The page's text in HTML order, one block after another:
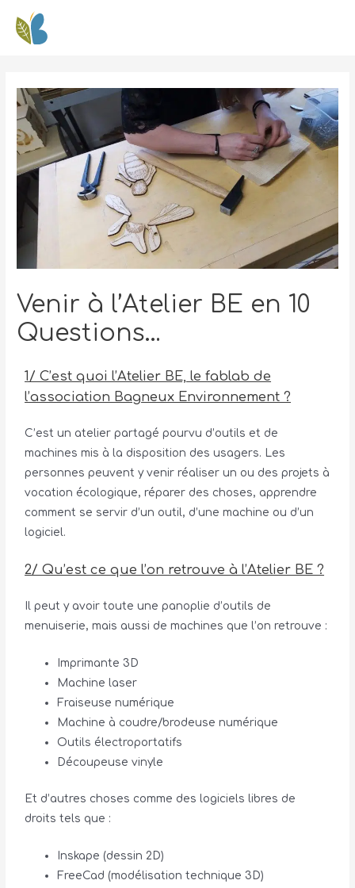
Venir à l’Atelier BE en 10
Questions…
1/ C’est quoi l’Atelier BE, le fablab de
l’association Bagneux Environnement ?
C’est un atelier partagé pourvu d’outils et de
machines mis à la disposition des usagers. Les
personnes peuvent y venir réaliser un ou des projets à
vocation écologique, réparer des choses, apprendre
comment se servir d’un outil, d’une machine ou d’un
logiciel.
2/ Qu’est ce que l’on retrouve à l’Atelier BE ?
Il peut y avoir toute une panoplie d’outils de
menuiserie, mais aussi de machines que l’on retrouve :
Imprimante 3D
Machine laser
Fraiseuse numérique
Machine à coudre/brodeuse numérique
Outils électroportatifs
Découpeuse vinyle
Et d’autres choses comme des logiciels libres de
droits tels que :
Inskape (dessin 2D)
FreeCad (modélisation technique 3D)